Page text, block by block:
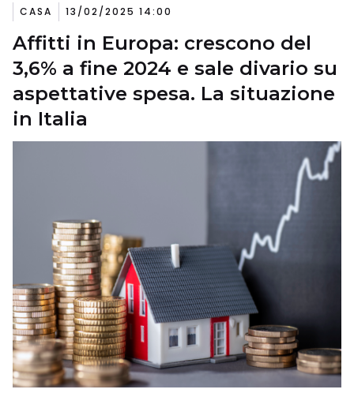
CASA 13/02/2025 14:00
Affitti in Europa: crescono del
3,6% a fine 2024 e sale divario su
aspettative spesa. La situazione
in Italia